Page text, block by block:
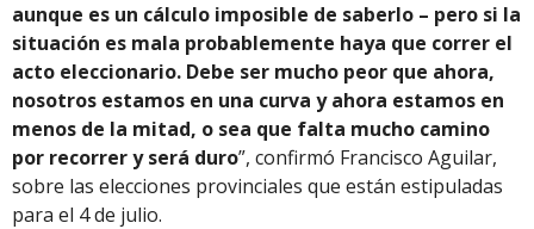
aunque es un cálculo imposible de saberlo – pero si la
situación es mala probablemente haya que correr el
acto eleccionario. Debe ser mucho peor que ahora,
nosotros estamos en una curva y ahora estamos en
menos de la mitad, o sea que falta mucho camino
por recorrer y será duro”, confirmó Francisco Aguilar,
sobre las elecciones provinciales que están estipuladas
para el 4 de julio.